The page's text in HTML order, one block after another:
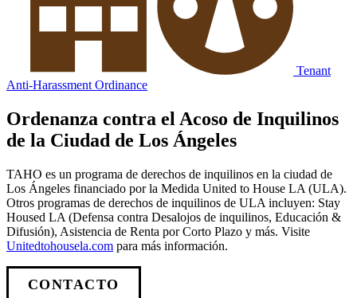
Tenant
Anti-Harassment Ordinance
Ordenanza contra el Acoso de Inquilinos
de la Ciudad de Los Ángeles
TAHO es un programa de derechos de inquilinos en la ciudad de
Los Ángeles financiado por la Medida United to House LA (ULA).
Otros programas de derechos de inquilinos de ULA incluyen: Stay
Housed LA (Defensa contra Desalojos de inquilinos, Educación &
Difusión), Asistencia de Renta por Corto Plazo y más. Visite
Unitedtohousela.com para más información.
CONTACTO